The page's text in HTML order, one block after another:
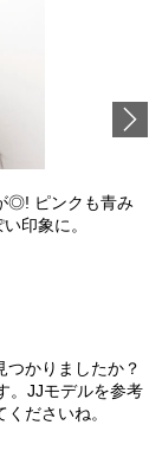
◎! ピンクも青み
印象に。
つかりましたか？
。JJモデルを参考
ださいね。